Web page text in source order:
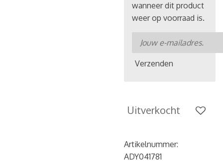
wanneer dit product
weer op voorraad is.
Verzenden
Uitverkocht
Artikelnummer:
ADY041781